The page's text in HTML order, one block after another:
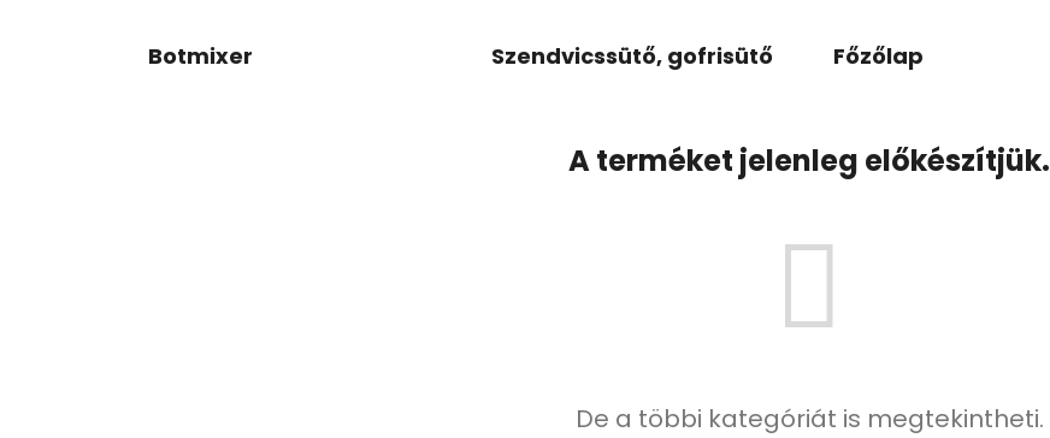
Botmixer Szendvicssütő, gofrisütő Főzőlap
A terméket jelenleg előkészítjük.
De a többi kategóriát is megtekintheti.